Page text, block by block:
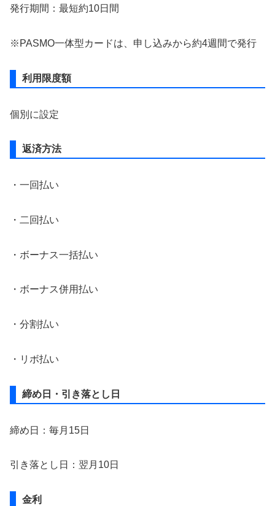
発行期間：最短約10日間
※PASMO一体型カードは、申し込みから約4週間で発行
利用限度額
個別に設定
返済方法
・一回払い
・二回払い
・ボーナス一括払い
・ボーナス併用払い
・分割払い
・リボ払い
締め日・引き落とし日
締め日：毎月15日
引き落とし日：翌月10日
金利